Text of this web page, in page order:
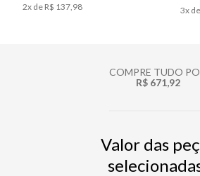
2x de R$ 137,98
3x de
COMPRE TUDO
R$ 671,92
Valor das